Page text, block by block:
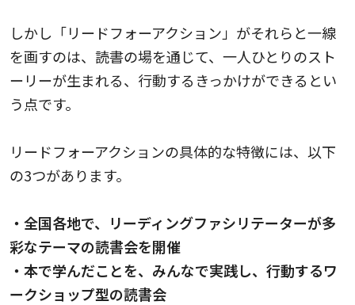
しかし「リードフォーアクション」がそれらと一線
を画すのは、読書の場を通じて、一人ひとりのスト
ーリーが生まれる、行動するきっかけができるとい
う点です。
リードフォーアクションの具体的な特徴には、以下
の3つがあります。
・全国各地で、リーディングファシリテーターが多
彩なテーマの読書会を開催
・本で学んだことを、みんなで実践し、行動するワ
ークショップ型の読書会